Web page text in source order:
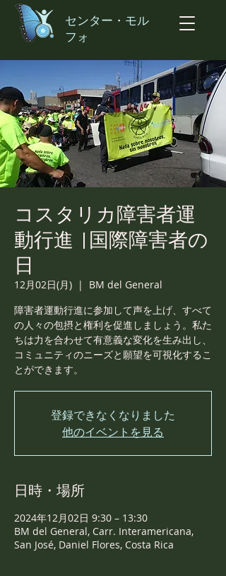
センター・モル
フォ
コスタリカ障害者運
動行進 |国際障害者の
日
12月02日(月)
  |
BM del General
障害者運動行進に参加して声を上げ、すべて
の人々の包摂と権利を促進しましょう。私た
ちは力を合わせて有意義な変化を生み出し、
コミュニティのニーズと願望を可視化するこ
とができます。
登録できなくなりました
他のイベントを見る
日時・場所
2024年12月02日 9:30 – 13:30
BM del General, Carr. Interamericana,
San José, Daniel Flores, Costa Rica